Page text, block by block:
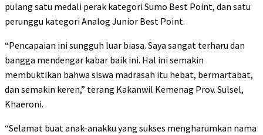
pulang satu medali perak kategori Sumo Best Point, dan satu
perunggu kategori Analog Junior Best Point.
“Pencapaian ini sungguh luar biasa. Saya sangat terharu dan
bangga mendengar kabar baik ini. Hal ini semakin
membuktikan bahwa siswa madrasah itu hebat, bermartabat,
dan semakin keren,” terang Kakanwil Kemenag Prov. Sulsel,
Khaeroni.
“Selamat buat anak-anakku yang sukses mengharumkan nama